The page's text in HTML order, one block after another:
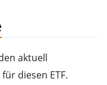
aktuell
diesen ETF.